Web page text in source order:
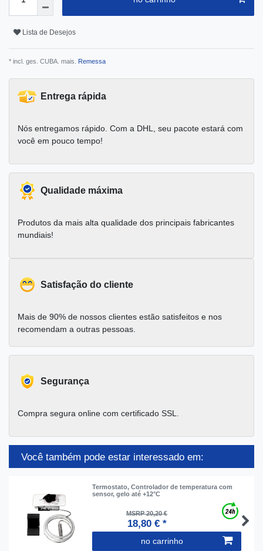
Lista de Desejos
* incl. ges. CUBA. mais. Remessa
Entrega rápida
Nós entregamos rápido. Com a DHL, seu pacote estará com
você em pouco tempo!
Qualidade máxima
Produtos da mais alta qualidade dos principais fabricantes
mundiais!
Satisfação do cliente
Mais de 90% de nossos clientes estão satisfeitos e nos
recomendam a outras pessoas.
Segurança
Compra segura online com certificado SSL.
Você também pode estar interessado em:
Termostato, Controlador de temperatura com
sensor, gelo até +12°C
MSRP 20,20 €
18,80 € *
no carrinho